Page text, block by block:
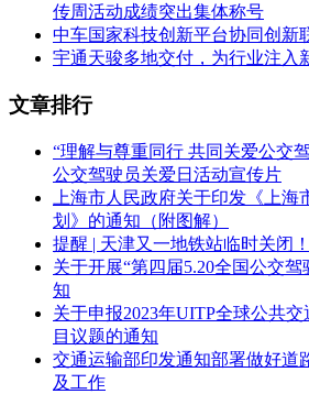
传周活动成绩突出集体称号
中车国家科技创新平台协同创新
宇通天骏多地交付，为行业注入
文章排行
“理解与尊重同行 共同关爱公交
公交驾驶员关爱日活动宣传片
上海市人民政府关于印发《上海
划》的通知（附图解）
提醒 | 天津又一地铁站临时关闭！
关于开展“第四届5.20全国公交
知
关于申报2023年UITP全球公共
目议题的通知
交通运输部印发通知部署做好道
及工作